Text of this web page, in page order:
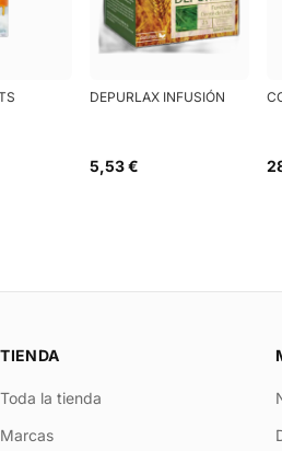
DEPURLAX INFUSIÓN
5,53 €
TIENDA
Toda la tienda
Marcas